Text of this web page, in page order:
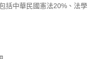
括中華民國憲法20%、法學